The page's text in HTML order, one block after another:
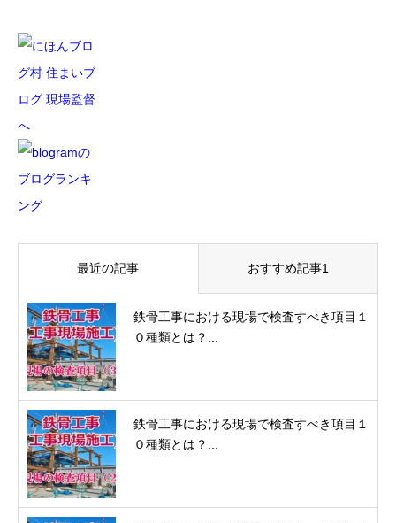
最近の記事 おすすめ記事1
鉄骨工事における現場で検査すべき項目１
０種類とは？...
鉄骨工事における現場で検査すべき項目１
０種類とは？...